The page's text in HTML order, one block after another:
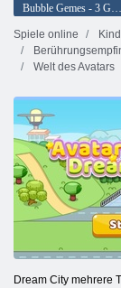
Spiele online
Welt des Avatars
Dream City mehrere